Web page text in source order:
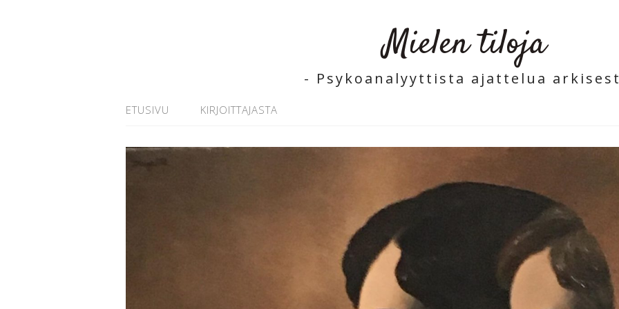
Mielen tiloja
- Psykoanalyyttista ajattelua
ETUSIVU KIRJOITTAJASTA